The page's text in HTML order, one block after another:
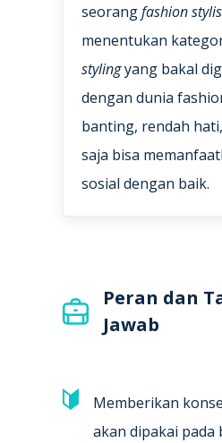
seorangfashion
menentukan
stylingyang bakal
dengan dunia
banting, rendah
saja bisa
sosial dengan baik.
Peran dan
Jawab
Memberikan
akan dipakai pada